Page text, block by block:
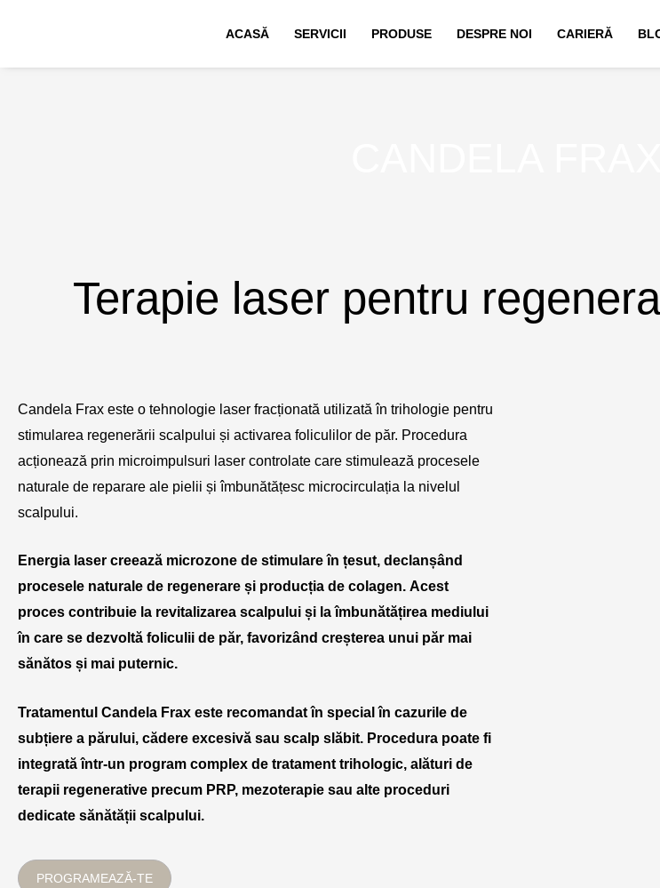
ACASĂ SERVICII PRODUSE DESPRE NOI CARIERĂ
Terapie laser pentru
Candela Frax este o tehnologie laser fracționată utilizată în trihologie pentru
stimularea regenerării scalpului și activarea foliculilor de păr. Procedura
acționează prin microimpulsuri laser controlate care stimulează procesele
naturale de reparare ale pielii și îmbunătățesc microcirculația la nivelul
scalpului.
Energia laser creează microzone de stimulare în țesut, declanșând
procesele naturale de regenerare și producția de colagen. Acest
proces contribuie la revitalizarea scalpului și la îmbunătățirea mediului
în care se dezvoltă foliculii de păr, favorizând creșterea unui păr mai
sănătos și mai puternic.
Tratamentul Candela Frax este recomandat în special în cazurile de
subțiere a părului, cădere excesivă sau scalp slăbit. Procedura poate fi
integrată într-un program complex de tratament trihologic, alături de
terapii regenerative precum PRP, mezoterapie sau alte proceduri
dedicate sănătății scalpului.
PROGRAMEAZĂ-TE